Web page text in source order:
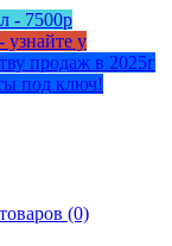
- 7500р
у
продаж в 2025г
под ключ!
(0)